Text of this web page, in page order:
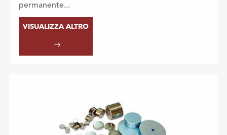
permanente...
VISUALIZZA ALTRO
